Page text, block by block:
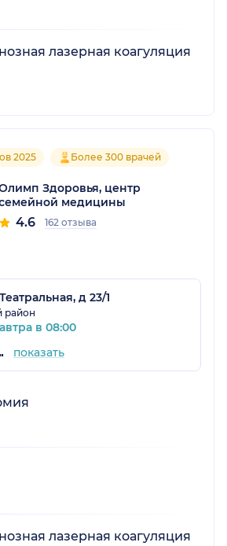
лазерная коагуляция
2025 Более 300 врачей
Здоровья, центр
медицины
4.6 162 отзыва
д 23/1
район
в 08:00
03-03 показать
лазерная коагуляция